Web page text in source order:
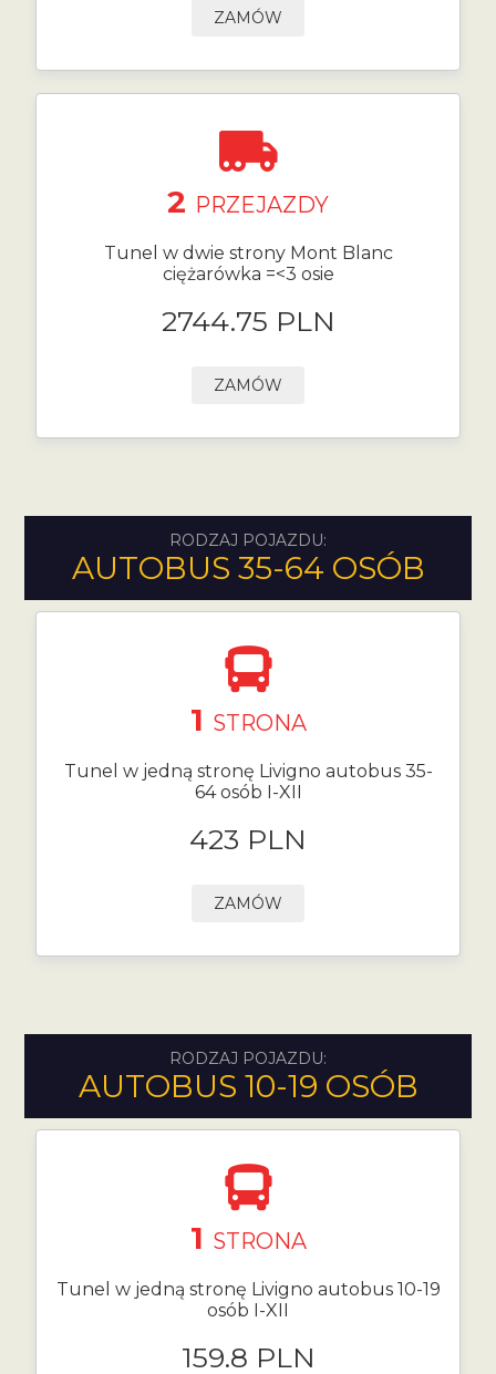
ZAMÓW
2 PRZEJAZDY
Tunel w dwie strony Mont Blanc
ciężarówka =<3 osie
2744.75 PLN
ZAMÓW
RODZAJ POJAZDU:
AUTOBUS 35-64 OSÓB
1 STRONA
Tunel w jedną stronę Livigno autobus 35-
64 osób I-XII
423 PLN
ZAMÓW
RODZAJ POJAZDU:
AUTOBUS 10-19 OSÓB
1 STRONA
Tunel w jedną stronę Livigno autobus 10-19
osób I-XII
159.8 PLN